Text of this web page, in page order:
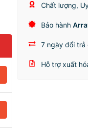
Chất lượng,
Bảo hành
7 ngày đổi trả
Hỗ trợ xuất